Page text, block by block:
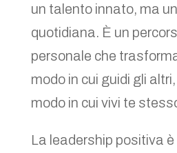
un talento innato, ma
quotidiana. È un
personale che
modo in cui guidi gli
modo in cui vivi te
La leadership positiva è